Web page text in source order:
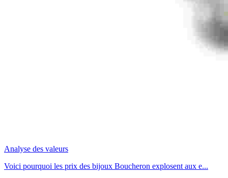
Analyse des valeurs
Voici pourquoi les prix des bijoux Boucheron explosent aux e...